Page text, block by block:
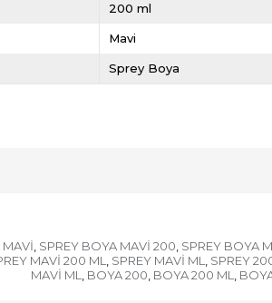
200 ml
Mavi
Sprey Boya
MAVİ, SPREY BOYA MAVİ 200, SPREY BOYA
MAVİ 200 ML , SPREY MAVİ ML , SPREY
MAVİ ML , BOYA 200, BOYA 200 ML ,